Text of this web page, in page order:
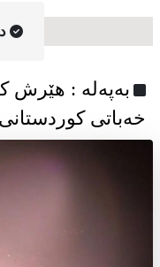
به‌په‌له‌ : هێرش
خەباتی